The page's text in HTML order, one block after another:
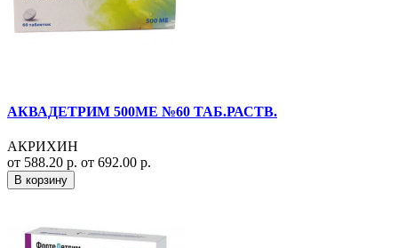
АКВАДЕТРИМ 500МЕ №60 ТАБ.РАСТВ.
АКРИХИН
от 588.20 р. от 692.00 р.
В корзину